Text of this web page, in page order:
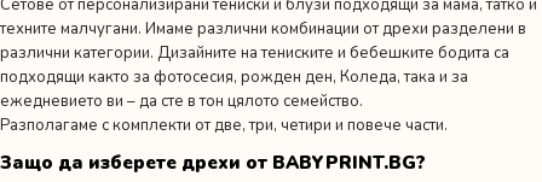
Сетове от персонализирани тениски и блузи подходящи за мама, татко и
техните малчугани. Имаме различни комбинации от дрехи разделени в
различни категории. Дизайните на тениските и бебешките бодита са
подходящи както за фотосесия, рожден ден, Коледа, така и за
ежедневието ви – да сте в тон цялото семейство.
Разполагаме с комплекти от две, три, четири и повече части.
Защо да изберете дрехи от BABYPRINT.BG?